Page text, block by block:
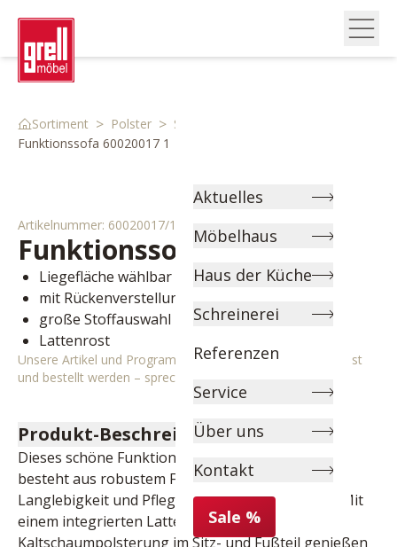
Aktuelles
Möbelhaus
Haus der Küche
Schreinerei
Referenzen
Service
Über uns
Kontakt
Sale %
Sortiment > Polster > Schlafsofas
Funktionssofa 60020017 1
Artikelnummer: 60020017/1
Funktionssofa Emilia
Liegefläche wählbar
mit Rückenverstellung
große Stoffauswahl
Lattenrost
Unsere Artikel und Programme können individuell angepasst
und bestellt werden – sprechen Sie uns gerne an!
Produkt-Beschreibung
Dieses schöne Funktionssofa mit einem Bezug
besteht aus robustem Flachgewebe, das für seine
Langlebigkeit und Pflegeleichtigkeit bekannt ist. Mit
einem integrierten Lattenrost sowie einer
Kaltschaumpolsterung im Sitz- und Fußteil genießen